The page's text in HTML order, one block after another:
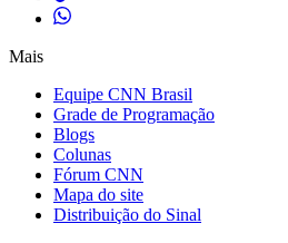
Mais
Equipe CNN Brasil
Grade de Programação
Blogs
Colunas
Fórum CNN
Mapa do site
Distribuição do Sinal